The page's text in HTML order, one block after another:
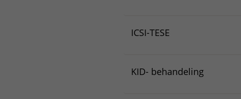
ICSI-TESE
KID- behandeling